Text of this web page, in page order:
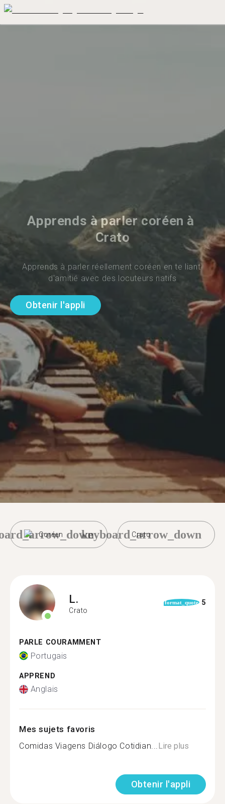
Apprends à parler coréen à
Crato
Apprends à parler réellement coréen en te liant
d'amitié avec des locuteurs natifs
Obtenir l'appli
Coréen Crato
keyboard_arrow_down
L.
Crato
format_quote 5
PARLE COURAMMENT
Portugais
APPREND
Anglais
Mes sujets favoris
Comidas Viagens Diálogo Cotidian...Lire plus
Obtenir l'appli